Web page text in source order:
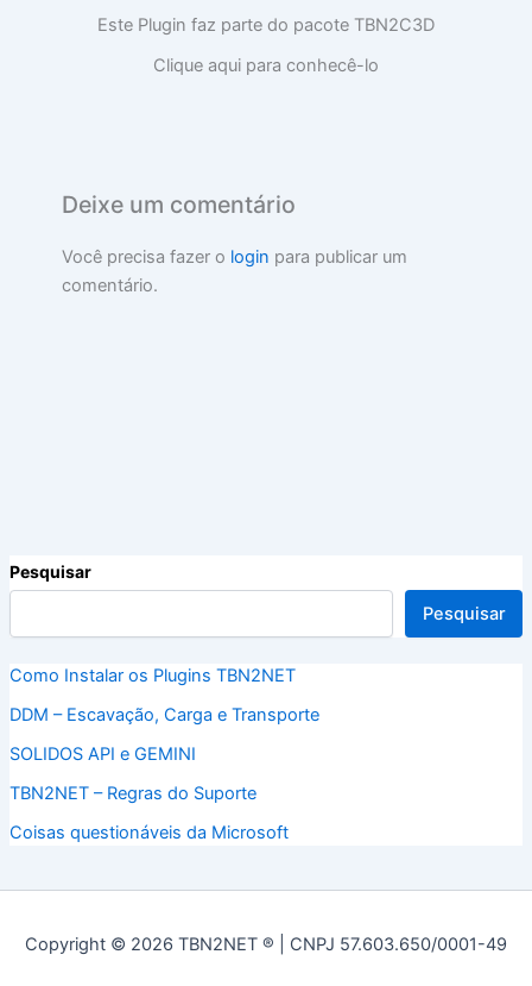
Este Plugin faz parte do pacote TBN2C3D
Clique aqui para conhecê-lo
Deixe um comentário
Você precisa fazer o login para publicar um
comentário.
Pesquisar
Pesquisar
Como Instalar os Plugins TBN2NET
DDM – Escavação, Carga e Transporte
SOLIDOS API e GEMINI
TBN2NET – Regras do Suporte
Coisas questionáveis da Microsoft
Copyright © 2026 TBN2NET ® | CNPJ 57.603.650/0001-49